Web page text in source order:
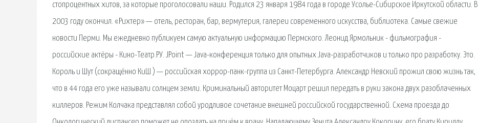
стопроцентных хитов, за которые проголосовали наши. Родился 23 января 1984 года в городе Усолье-Сибирское Иркутской области. В
2003 году окончил. «Рихтер» — отель, ресторан, бар, вермутерия, галереи современного искусства, библиотека. Самые свежие
новости Перми. Мы ежедневно публикуем самую актуальную информацию Пермского. Леонид Ярмольник - фильмография -
российские актёры - Кино-Театр.РУ. JPoint — Java-конференция только для опытных Java-разработчиков и только про разработку. Это.
Король и Шут (сокращённо КиШ ) — российская хоррор-панк-группа из Санкт-Петербурга. Александр Невский прожил свою жизнь так,
что в 44 года его уже называли солнцем земли. Криминальный авторитет Моцарт решил передать в руки закона двух разоблаченных
киллеров. Режим Колчака представлял собой уродливое сочетание внешней российской государственной. Схема проезда до